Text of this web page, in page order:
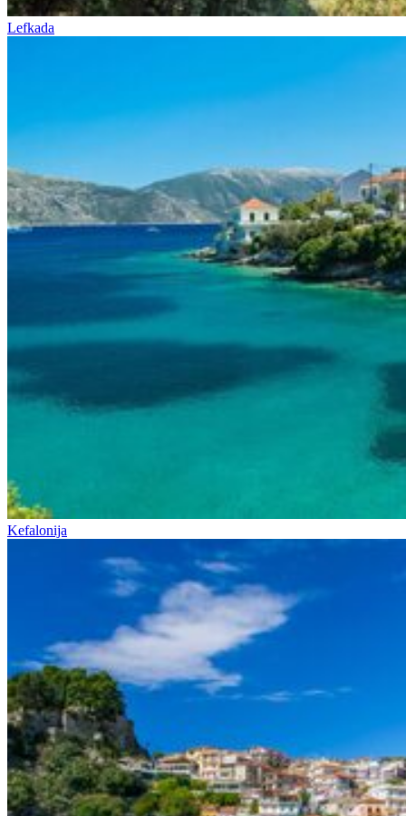
Lefkada
Kefalonija